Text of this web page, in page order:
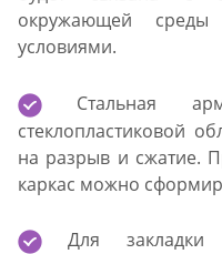
окружающей
условиями.
Стальная
стеклопластиковой
на разрыв и сжатие.
каркас можно
Для закладки